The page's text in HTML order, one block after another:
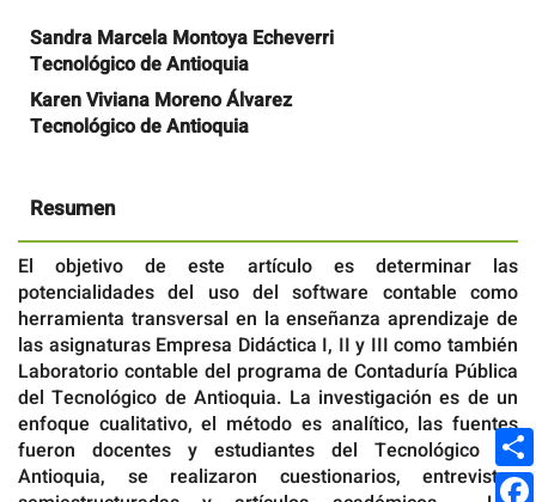
Contenido
principal
del
artículo
Sandra Marcela Montoya Echeverri
Tecnológico de Antioquia
Karen Viviana Moreno Álvarez
Tecnológico de Antioquia
Resumen
El objetivo de este artículo es determinar las
potencialidades del uso del software contable como
herramienta transversal en la enseñanza aprendizaje de
las asignaturas Empresa Didáctica I, II y III como también
Laboratorio contable del programa de Contaduría Pública
del Tecnológico de Antioquia. La investigación es de un
enfoque cualitativo, el método es analítico, las fuentes
fueron docentes y estudiantes del Tecnológico de
Antioquia, se realizaron cuestionarios, entrevistas